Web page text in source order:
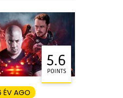
5.6
POINTS
ÉV AGO